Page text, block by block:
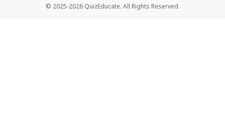
© 2025-2026 QuizEducate. All Rights Reserved.